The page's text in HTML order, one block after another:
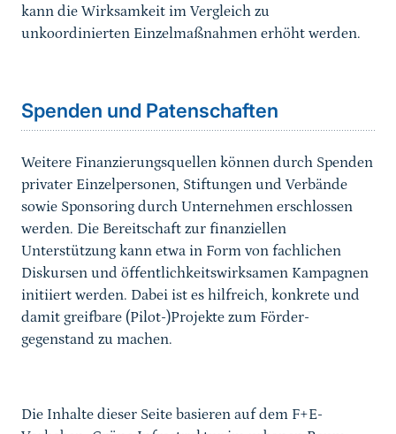
kann die Wirksamkeit im Vergleich zu
unkoordinierten Einzelmaß­nahmen erhöht werden.
Spenden und Patenschaften
Weitere Finanzierungsquellen können durch Spenden
privater Einzelpersonen, Stiftungen und Verbände
sowie Sponsoring durch Unternehmen erschlossen
werden. Die Bereitschaft zur finanziellen
Unterstützung kann etwa in Form von fachlichen
Diskursen und öffentlichkeitswirksa­men Kampagnen
initiiert werden. Dabei ist es hilfreich, konkrete und
damit greifbare (Pilot-)Projekte zum Förder­
gegenstand zu machen.
Die Inhalte dieser Seite basieren auf dem F+E-